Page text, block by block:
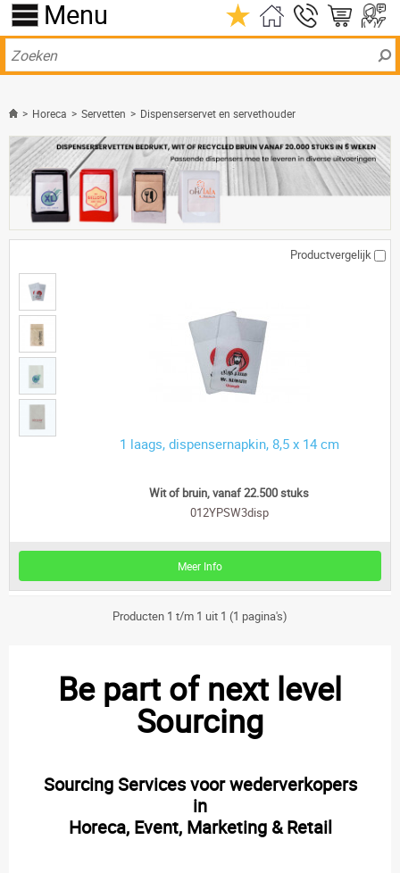
Menu
> Horeca > Servetten > Dispenserservet en servethouder
Productvergelijk
1 laags, dispensernapkin, 8,5 x 14 cm
Wit of bruin, vanaf 22.500 stuks
012YPSW3disp
Meer Info
Producten 1 t/m 1 uit 1 (1 pagina's)
Be part of next level
Sourcing
Sourcing Services voor wederverkopers
in
Horeca, Event, Marketing & Retail